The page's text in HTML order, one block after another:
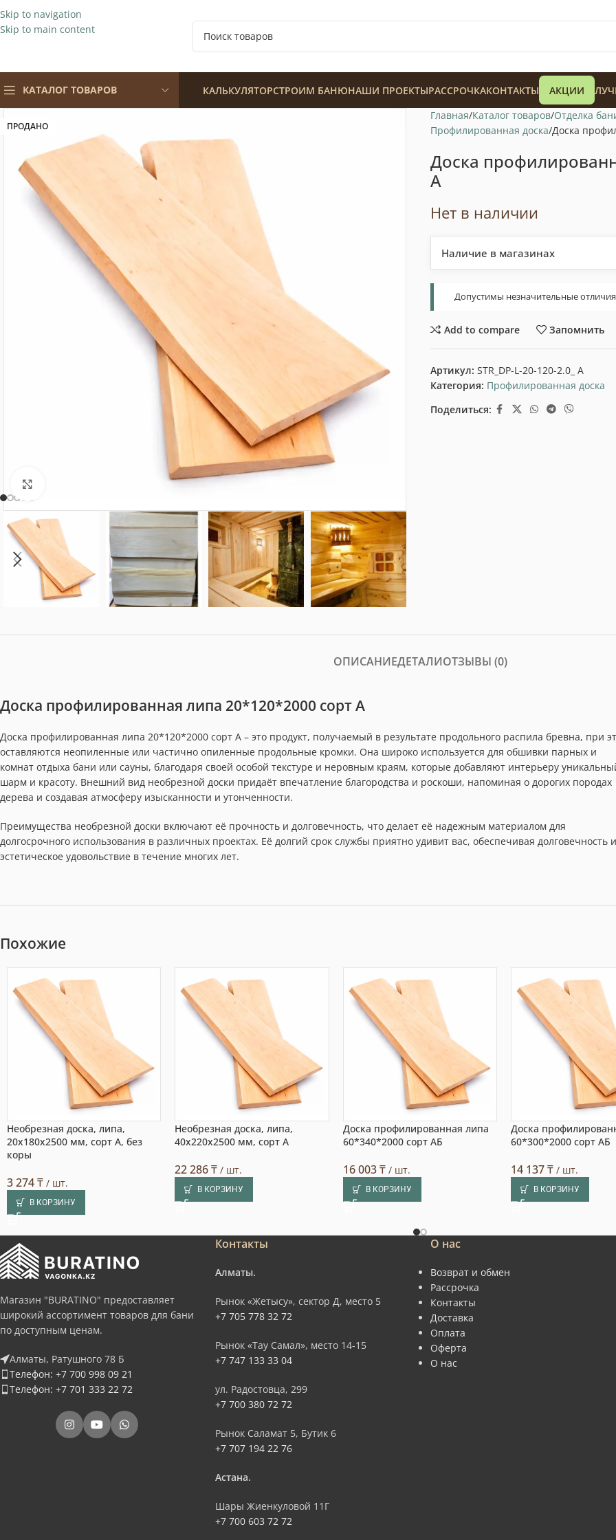
Skip to navigation
Skip to main content
КАТАЛОГ ТОВАРОВ
128 900₸
КАЛЬКУЛЯТОРСТРОИМ БАНЮНАШИ ПРОЕКТЫРАССРОЧКАКОНТАКТЫ АКЦИИ
ПРОДАНО
Нажмите, чтобы увеличить
Главная Каталог товаров Отделка
Профилированная доска Доска
Доска
А
Нет в наличии
Наличие в магазинах
Допустимы незначительные
Add to compare Запомнить
Артикул: STR_DP-L-20-120-2.0_ A
Категория: Профилированная доска
Поделиться:
ОПИСАНИЕДЕТАЛИОТЗЫВЫ (0)
Доска профилированная липа 20*120*2000 сорт А
Доска профилированная липа 20*120*2000 сорт А – это продукт, получаемый в результате продольного распила бревна, при
оставляются неопиленные или частично опиленные продольные кромки. Она широко используется для обшивки парных и
комнат отдыха бани или сауны, благодаря своей особой текстуре и неровным краям, которые добавляют интерьеру
шарм и красоту. Внешний вид необрезной доски придаёт впечатление благородства и роскоши, напоминая о дорогих породах
дерева и создавая атмосферу изысканности и утонченности.
Преимущества необрезной доски включают её прочность и долговечность, что делает её надежным материалом для
долгосрочного использования в различных проектах. Её долгий срок службы приятно удивит вас, обеспечивая долговечность и
эстетическое удовольствие в течение многих лет.
Похожие
Необрезная доска, липа,
20x180x2500 мм, сорт A, без
коры
3 274₸ / шт.
В КОРЗИНУ
Необрезная доска, липа,
40x220x2500 мм, сорт A
22 286₸ / шт.
В КОРЗИНУ
Доска профилированная липа
60*340*2000 сорт АБ
16 003₸/ шт.
В КОРЗИНУ
Доска
60*300*2000 сорт АБ
14 137₸ / шт.
В КОРЗИНУ
Магазин "BURATINO" предоставляет
широкий ассортимент товаров для бани
по доступным ценам.
Алматы, Ратушного 78 Б
Телефон: +7 700 998 09 21
Телефон: +7 701 333 22 72
Контакты
Алматы.
Рынок «Жетысу», сектор Д, место 5
+7 705 778 32 72
Рынок «Тау Самал», место 14-15
+7 747 133 33 04
ул. Радостовца, 299
+7 700 380 72 72
Рынок Саламат 5, Бутик 6
+7 707 194 22 76
Астана.
Шары Жиенкуловой 11Г
+7 700 603 72 72
О нас
Возврат и обмен
Рассрочка
Контакты
Доставка
Оплата
Оферта
О нас